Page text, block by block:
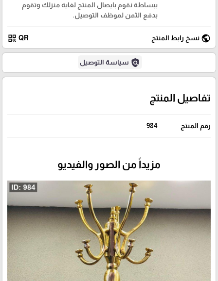
ببساطة نقوم بايصال المنتج لغاية منزلك وتقوم
بدفع الثمن لموظف التوصيل.
public نسخ رابط المنتج QR
qr_code
policy سياسة التوصيل
تفاصيل المنتج
رقم المنتج 984
مزيداً من الصور والفيديو